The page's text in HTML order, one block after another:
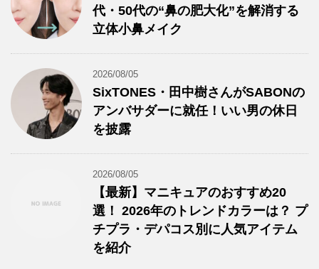
代・50代の“鼻の肥大化”を解消する
立体小鼻メイク
2026/08/05
SixTONES・田中樹さんがSABONの
アンバサダーに就任！いい男の休日
を披露
2026/08/05
【最新】マニキュアのおすすめ20
選！ 2026年のトレンドカラーは？ プ
チプラ・デパコス別に人気アイテム
を紹介